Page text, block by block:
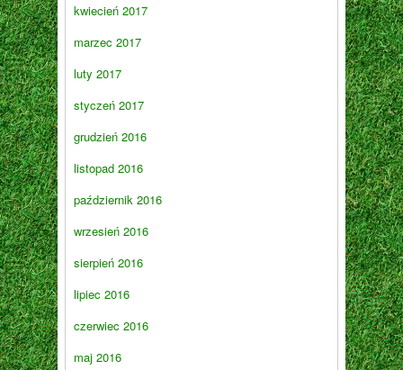
kwiecień 2017
marzec 2017
luty 2017
styczeń 2017
grudzień 2016
listopad 2016
październik 2016
wrzesień 2016
sierpień 2016
lipiec 2016
czerwiec 2016
maj 2016